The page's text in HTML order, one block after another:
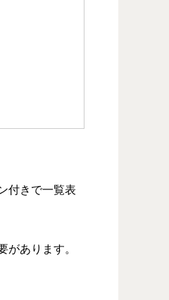
付きで一覧表
あります。